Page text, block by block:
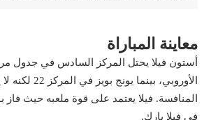
معاينة المباراة
أستون فيلا يحتل المركز السادس في جدول
الأوروبي، بينما
في فيلا بارك.